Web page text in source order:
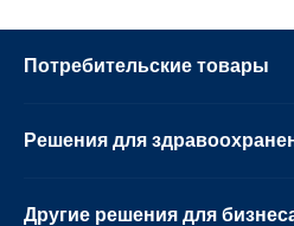
Потребительские товары
Решения для
Другие решения для